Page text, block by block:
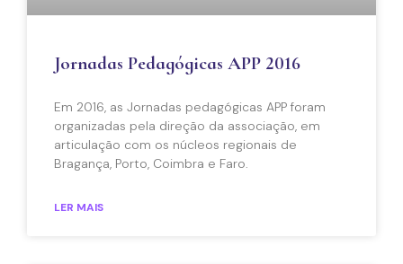
Jornadas Pedagógicas APP 2016
Em 2016, as Jornadas pedagógicas APP foram
organizadas pela direção da associação, em
articulação com os núcleos regionais de
Bragança, Porto, Coimbra e Faro.
LER MAIS